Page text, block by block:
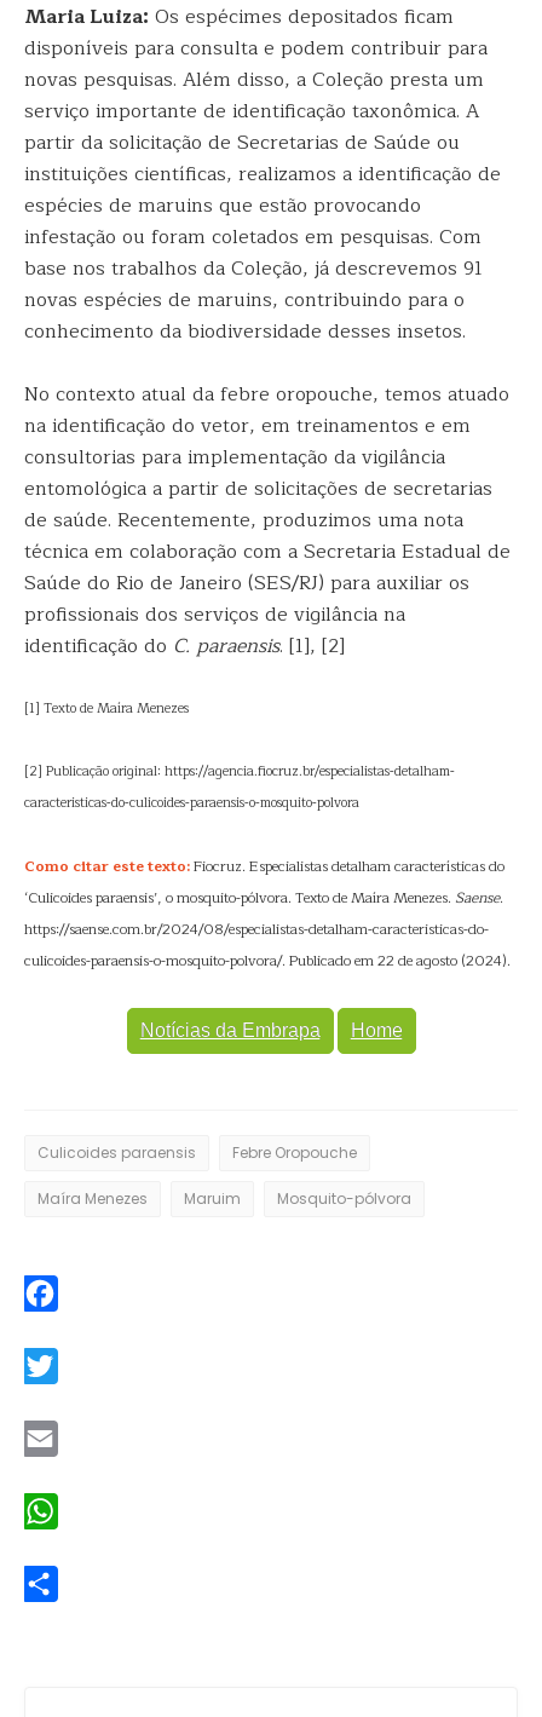
Maria Luiza: Os espécimes depositados ficam
disponíveis para consulta e podem contribuir para
novas pesquisas. Além disso, a Coleção presta um
serviço importante de identificação taxonômica. A
partir da solicitação de Secretarias de Saúde ou
instituições científicas, realizamos a identificação de
espécies de maruins que estão provocando
infestação ou foram coletados em pesquisas. Com
base nos trabalhos da Coleção, já descrevemos 91
novas espécies de maruins, contribuindo para o
conhecimento da biodiversidade desses insetos.
No contexto atual da febre oropouche, temos atuado
na identificação do vetor, em treinamentos e em
consultorias para implementação da vigilância
entomológica a partir de solicitações de secretarias
de saúde. Recentemente, produzimos uma nota
técnica em colaboração com a Secretaria Estadual de
Saúde do Rio de Janeiro (SES/RJ) para auxiliar os
profissionais dos serviços de vigilância na
identificação do C. paraensis. [1], [2]
[1] Texto de Maíra Menezes
[2] Publicação original: https://agencia.fiocruz.br/especialistas-detalham-
caracteristicas-do-culicoides-paraensis-o-mosquito-polvora
Como citar este texto:Fiocruz. Especialistas detalham características do
‘Culicoides paraensis’, o mosquito-pólvora. Texto de Maíra Menezes. Saense.
https://saense.com.br/2024/08/especialistas-detalham-caracteristicas-do-
culicoides-paraensis-o-mosquito-polvora/. Publicado em 22 de agosto (2024).
Notícias da Embrapa Home
Culicoides paraensis Febre Oropouche
Maíra Menezes Maruim Mosquito-pólvora